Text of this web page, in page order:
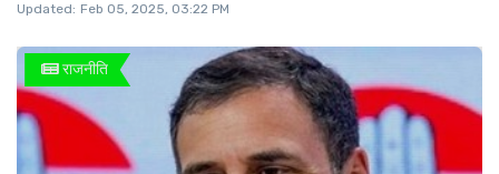
Updated: Feb 05, 2025, 03:22 PM
राजनीति